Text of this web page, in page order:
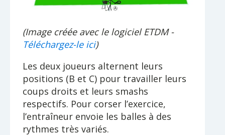
(Image créée avec le logiciel ETDM -
Téléchargez-le ici)
Les deux joueurs alternent leurs
positions (B et C) pour travailler leurs
coups droits et leurs smashs
respectifs. Pour corser l’exercice,
l’entraîneur envoie les balles à des
rythmes très variés.